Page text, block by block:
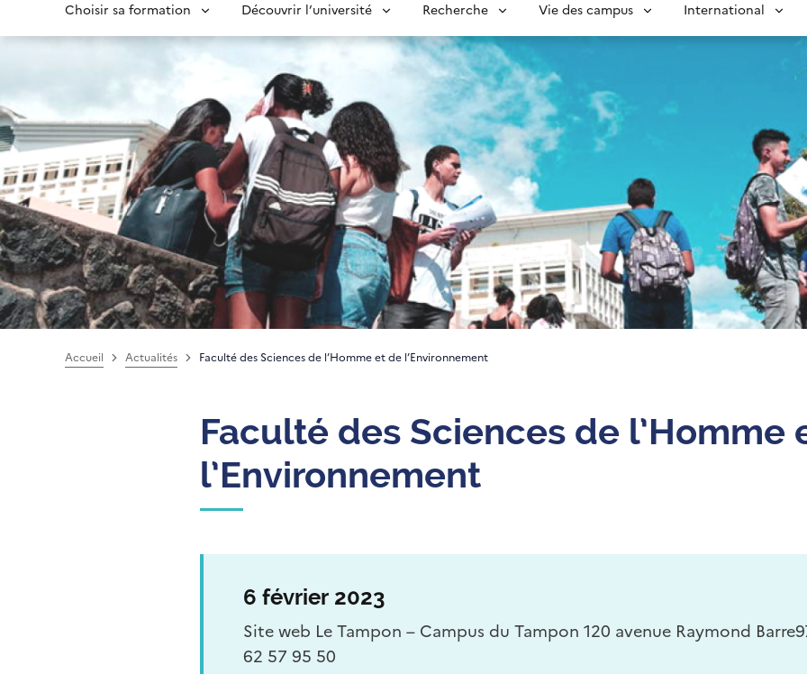
Choisir sa formation Découvrir l’université Recherche Vie des campus International
Accueil Actualités Faculté des Sciences de l’Homme et de l’Environnement
Faculté des Sciences de l’Homme
l’Environnement
6 février 2023
Site web Le Tampon – Campus du Tampon 120 avenue Raymond
62 57 95 50